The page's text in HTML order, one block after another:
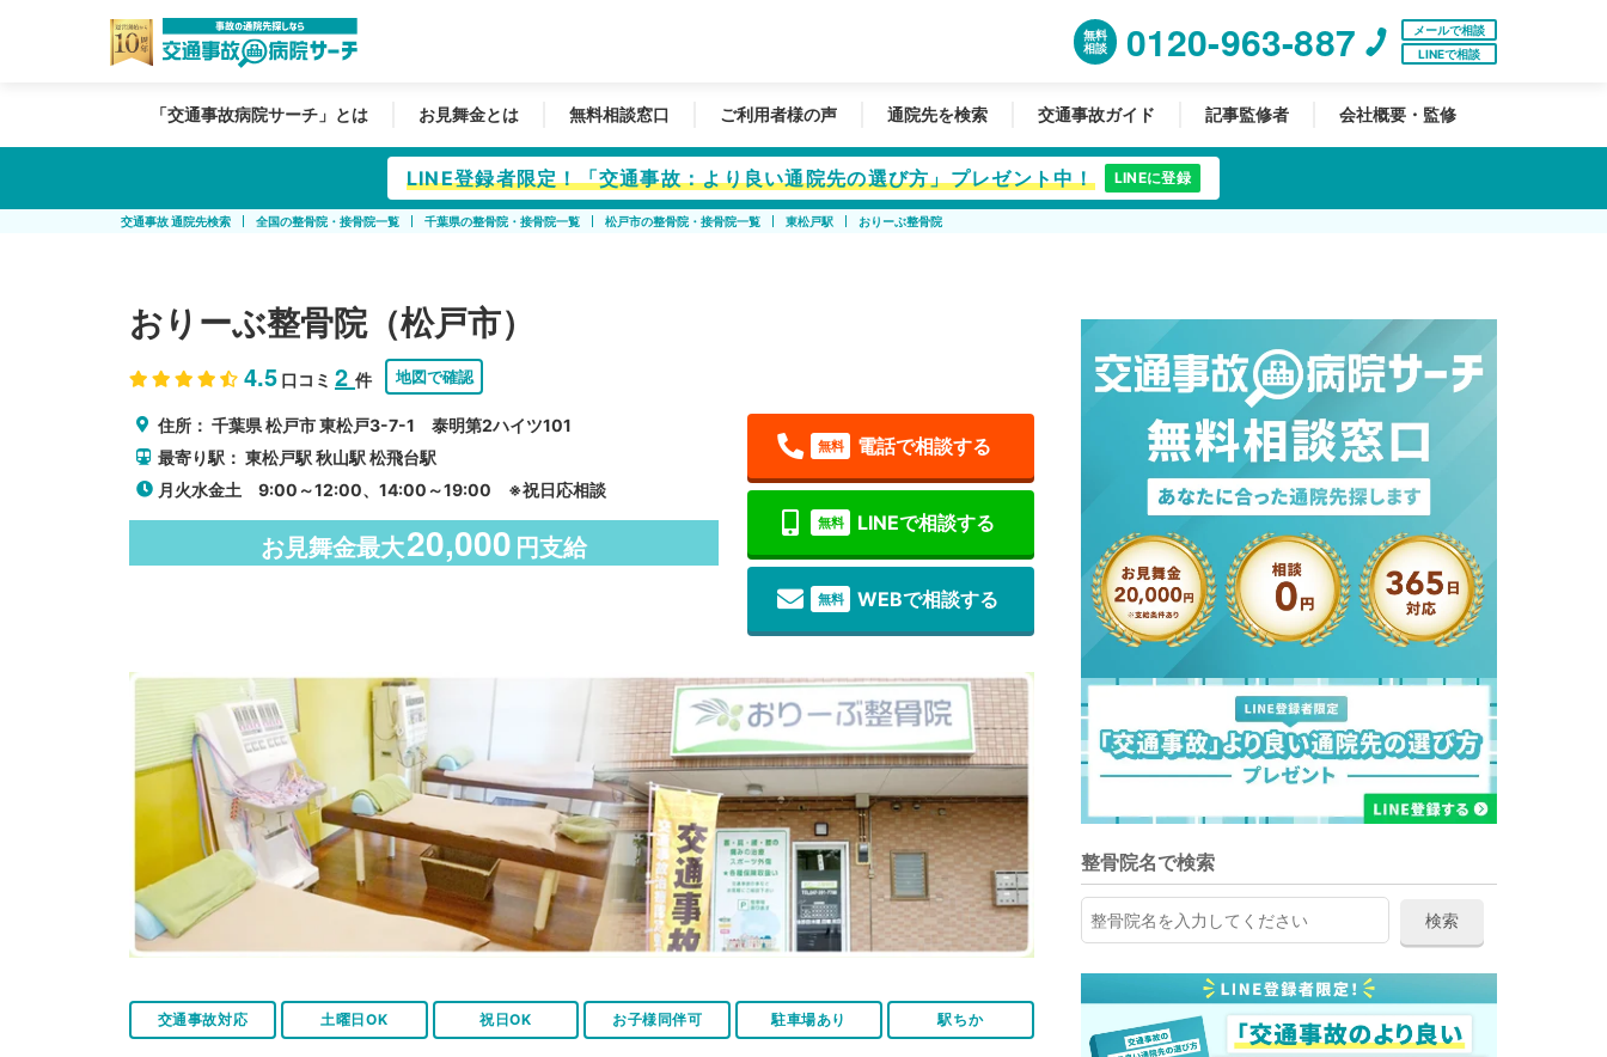
無料
相談
0120-963-887
メールで相談
LINEで相談
「交通事故病院サーチ」とは お見舞金とは 無料相談窓口 ご利用者様の声 通院先を検索 交通事故ガイド 記事監修者 会社概要・監修
LINE登録者限定！「交通事故：より良い通院先の選び方」プレゼント中！ LINEに登録
交通事故 通院先検索 全国の整骨院・接骨院一覧 千葉県の整骨院・接骨院一覧 松戸市の整骨院・接骨院一覧 東松戸駅 おりーぶ整骨院
おりーぶ整骨院（松戸市）
4.5 口コミ 2 件 地図で確認
住所： 千葉県松戸市東松戸3-7-1 泰明第2ハイツ101
最寄り駅： 東松戸駅 秋山駅 松飛台駅
月火水金土 9:00～12:00、14:00～19:00 ※祝日応相談
お見舞金最大20,000 円支給
無料 電話で相談する
無料 LINEで相談する
無料 WEBで相談する
交通事故対応 土曜日OK 祝日OK お子様同伴可 駐車場あり 駅ちか
整骨院名で検索